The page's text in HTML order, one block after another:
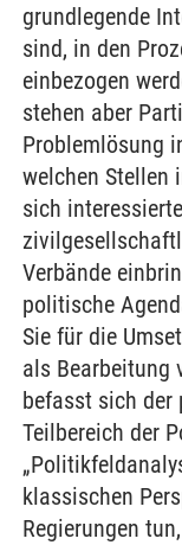
grundlegende
sind, in den
einbezogen
stehen aber
Problemlösung
welchen Stellen
sich
Verbände
politische
Sie für die
als Bearbeitung
befasst sich
Teilbereich der
klassischen
Regierungen